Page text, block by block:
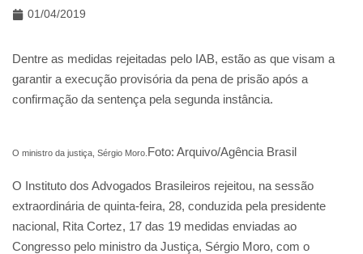
01/04/2019
Dentre as medidas rejeitadas pelo IAB, estão as que visam a
garantir a execução provisória da pena de prisão após a
confirmação da sentença pela segunda instância.
O ministro da justiça, Sérgio Moro. Foto: Arquivo/Agência Brasil
O Instituto dos Advogados Brasileiros rejeitou, na sessão
extraordinária de quinta-feira, 28, conduzida pela presidente
nacional, Rita Cortez, 17 das 19 medidas enviadas ao
Congresso pelo ministro da Justiça, Sérgio Moro, com o